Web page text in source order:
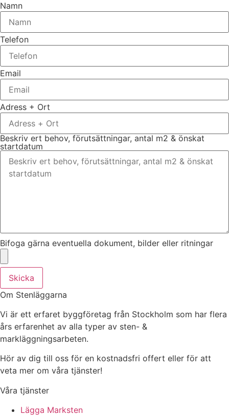
Namn
Telefon
Email
Adress + Ort
Beskriv ert behov, förutsättningar, antal m2 & önskat
startdatum
Bifoga gärna eventuella dokument, bilder eller ritningar
Skicka
Om Stenläggarna
Vi är ett erfaret byggföretag från Stockholm som har flera
års erfarenhet av alla typer av sten- &
markläggningsarbeten.
Hör av dig till oss för en kostnadsfri offert eller för att
veta mer om våra tjänster!
Våra tjänster
Lägga Marksten